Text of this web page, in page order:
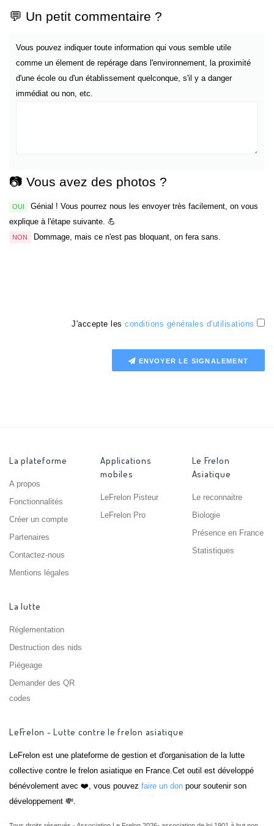
💬 Un petit commentaire ?
Vous pouvez indiquer toute information qui vous semble utile
comme un élement de repérage dans l'environnement, la proximité
d'une école ou d'un établissement quelconque, s'il y a danger
immédiat ou non, etc.
📷 Vous avez des photos ?
OUI
Génial ! Vous pourrez nous les envoyer très facilement, on vous
explique à l'étape suivante. 💪
NON Dommage, mais ce n'est pas bloquant, on fera sans.
J'accepte les conditions générales d'utilisations
ENVOYER LE SIGNALEMENT
La plateforme
A propos
Fonctionnalités
Créer un compte
Partenaires
Contactez-nous
Mentions légales
Applications
mobiles
LeFrelon Pisteur
LeFrelon Pro
Le Frelon
Asiatique
Le reconnaitre
Biologie
Présence en France
Statistiques
La lutte
Réglementation
Destruction des nids
Piégeage
Demander des QR
codes
LeFrelon - Lutte contre le frelon asiatique
LeFrelon est une plateforme de gestion et d'organisation de la lutte
collective contre le frelon asiatique en France.Cet outil est développé
bénévolement avec ❤️, vous pouvez faire un don pour soutenir son
développement 💸.